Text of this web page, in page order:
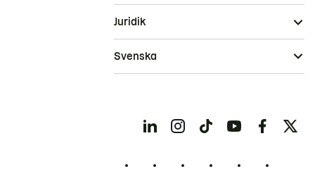
Juridik
Svenska